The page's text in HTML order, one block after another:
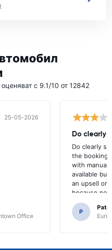
с 9.1/10 от 12842
25-05-2026
Office
Do clearly
Do clearly
the booking
with manual
available
an upsell or
because no
time of
P